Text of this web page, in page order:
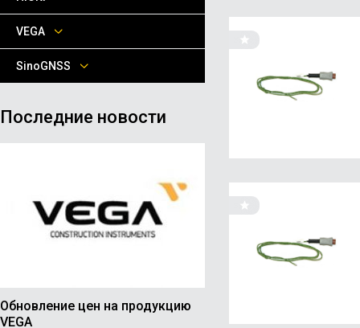
VEGA
SinoGNSS
Последние новости
Обновление цен на продукцию
VEGA